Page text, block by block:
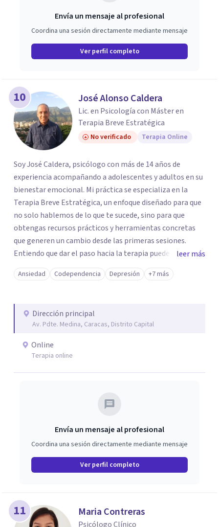
Envía un mensaje al profesional
Coordina una sesión directamente mediante mensaje
Ver perfil completo
10 José Alonso Caldera
Lic. en Psicología con Máster en
Terapia Breve Estratégica
No verificado Terapia Online
Soy José Caldera, psicólogo con más de 14 años de
experiencia acompañando a adolescentes y adultos en su
bienestar emocional. Mi práctica se especializa en la
Terapia Breve Estratégica, un enfoque diseñado para que
no solo hablemos de lo que te sucede, sino para que
obtengas recursos prácticos y herramientas concretas
que generen un cambio desde las primeras sesiones.
Entiendo que dar el paso hacia la terapia puede generar
dudas, pero si te sientes bloqueado por la ansiedad,
ataques de pánico, miedos o el dolor de una ruptura, mi
acción. Trabajaremos juntos para superar duelos, fobias y
el estrés cotidiano, devolviéndote el control de tu vida de
forma ágil y efectiva.
leer más
Ansiedad Codependencia Depresión +7 más
Dirección principal
Av. Pdte. Medina, Caracas, Distrito Capital
Online
Terapia online
Envía un mensaje al profesional
Coordina una sesión directamente mediante mensaje
Ver perfil completo
11 Maria Contreras
Psicólogo Clínico